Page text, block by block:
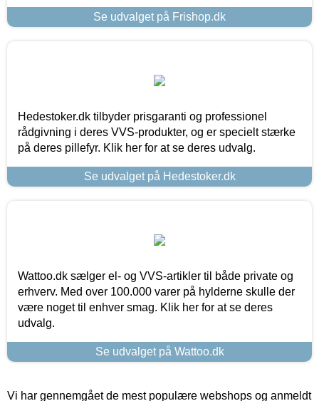
Se udvalget på Frishop.dk
Hedestoker.dk tilbyder prisgaranti og professionel
rådgivning i deres VVS-produkter, og er specielt stærke
på deres pillefyr. Klik her for at se deres udvalg.
Se udvalget på Hedestoker.dk
Wattoo.dk sælger el- og VVS-artikler til både private og
erhverv. Med over 100.000 varer på hylderne skulle der
være noget til enhver smag. Klik her for at se deres
udvalg.
Se udvalget på Wattoo.dk
Vi har gennemgået de mest populære webshops og anmeldt